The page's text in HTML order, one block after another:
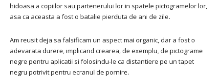
hidoasa a copiilor sau partenerului lor in spatele pictogramelor lor,
asa ca aceasta a fost o batalie pierduta de ani de zile.
Am reusit deja sa falsificam un aspect mai organic, dar a fost o
adevarata durere, implicand crearea, de exemplu, de pictograme
negre pentru aplicatii si folosindu-le ca distantiere pe un tapet
negru potrivit pentru ecranul de pornire.